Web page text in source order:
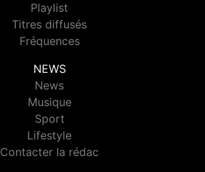
Playlist
Titres diffusés
Fréquences
NEWS
News
Musique
Sport
Lifestyle
Contacter la rédac